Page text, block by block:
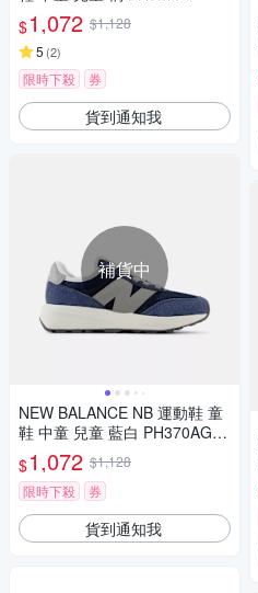
$1,072 $1,128
5 (2)
限時下殺 券
貨到通知我
補貨中
NEW BALANCE NB 運動鞋 童
鞋 中童 兒童 藍白 PH370AG-
W楦
$1,072 $1,128
限時下殺
券
貨到通知我